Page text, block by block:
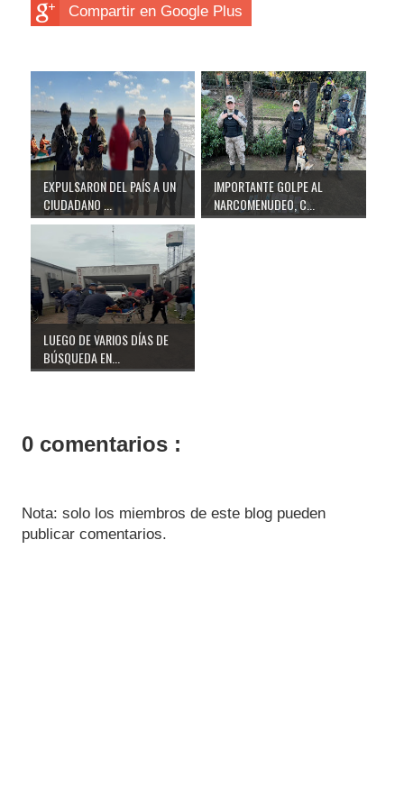
Compartir en Google Plus
EXPULSARON DEL PAÍS A UN
CIUDADANO ...
IMPORTANTE GOLPE AL
NARCOMENUDEO, C...
LUEGO DE VARIOS DÍAS DE
BÚSQUEDA EN...
0 comentarios :
Nota: solo los miembros de este blog pueden
publicar comentarios.